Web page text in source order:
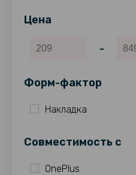
Цена
-
Форм-фактор
Накладка
Совместимость c
OnePlus